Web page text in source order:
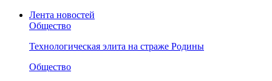
Лента новостей
Общество
Технологическая элита на страже Родины
Общество